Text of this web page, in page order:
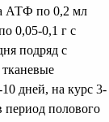
АТФ по 0,2 мл
0,05-0,1 г с
подряд с
дней, на курс 3-
период полового